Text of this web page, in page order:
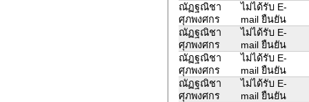
ณัฏฐณิชา
ศุภพงศกร
ไม่ได้รับ E-
mail ยืนยัน
ณัฏฐณิชา
ศุภพงศกร
ไม่ได้รับ E-
mail ยืนยัน
ณัฏฐณิชา
ศุภพงศกร
ไม่ได้รับ E-
mail ยืนยัน
ณัฏฐณิชา
ศุภพงศกร
ไม่ได้รับ E-
mail ยืนยัน